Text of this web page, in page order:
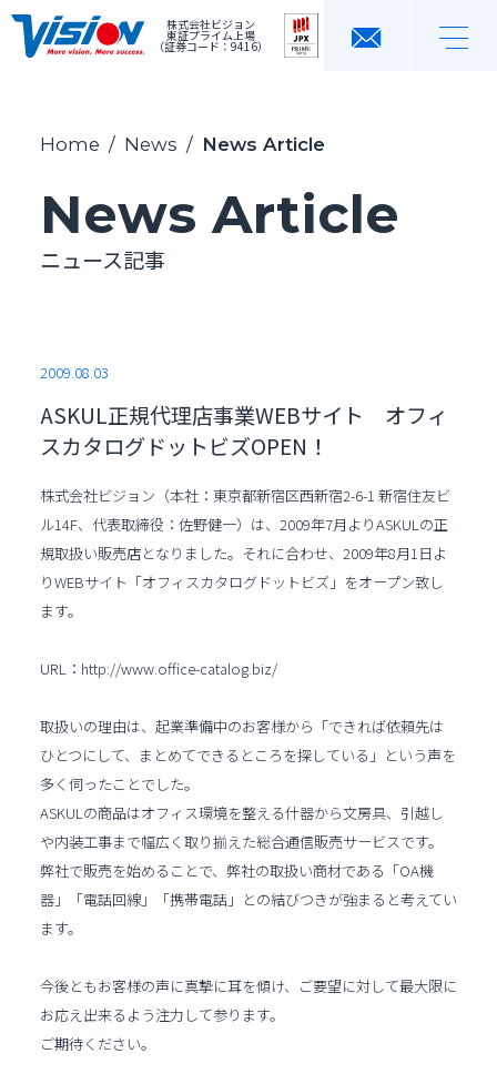
株式会社ビジョン
東証プライム上場
（証券コード：9416）
Home / News / News Article
News Article
ニュース記事
2009.08.03
ASKUL正規代理店事業WEBサイト オフィ
スカタログドットビズOPEN！
株式会社ビジョン（本社：東京都新宿区西新宿2-6-1 新宿住友ビ
ル14F、代表取締役：佐野健一）は、2009年7月よりASKULの正
規取扱い販売店となりました。それに合わせ、2009年8月1日よ
りWEBサイト「オフィスカタログドットビズ」をオープン致し
ます。
URL：http://www.office-catalog.biz/
取扱いの理由は、起業準備中のお客様から「できれば依頼先は
ひとつにして、まとめてできるところを探している」という声を
多く伺ったことでした。
ASKULの商品はオフィス環境を整える什器から文房具、引越し
や内装工事まで幅広く取り揃えた総合通信販売サービスです。
弊社で販売を始めることで、弊社の取扱い商材である「OA機
器」「電話回線」「携帯電話」との結びつきが強まると考えてい
ます。
今後ともお客様の声に真摯に耳を傾け、ご要望に対して最大限に
お応え出来るよう注力して参ります。
ご期待ください。